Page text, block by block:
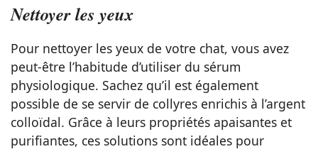
Nettoyer les yeux
Pour nettoyer les yeux de votre chat, vous avez
peut-être l’habitude d’utiliser du sérum
physiologique. Sachez qu’il est également
possible de se servir de collyres enrichis à l’argent
colloïdal. Grâce à leurs propriétés apaisantes et
purifiantes, ces solutions sont idéales pour